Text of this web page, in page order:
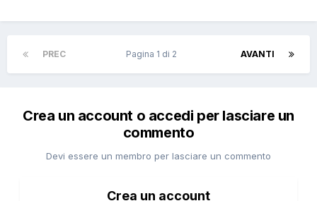
PREC AVANTI
Pagina 1 di 2
Crea un account o accedi per lasciare un
commento
Devi essere un membro per lasciare un commento
Crea un account